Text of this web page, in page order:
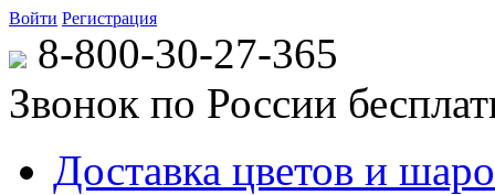
Войти Регистрация
8-800-30-27-365
Звонок по России
Доставка цветов и